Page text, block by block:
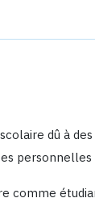
dû à
personnelles
comme